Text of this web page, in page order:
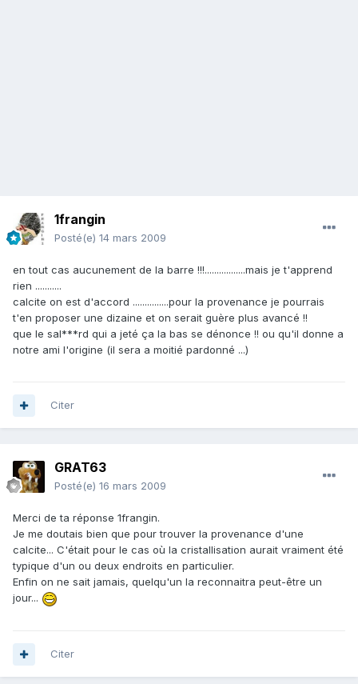
1frangin
Posté(e) 14 mars 2009
en tout cas aucunement de la barre !!!.................mais je t'apprend
rien ...........
calcite on est d'accord ...............pour la provenance je pourrais
t'en proposer une dizaine et on serait guère plus avancé !!
que le sal***rd qui a jeté ça la bas se dénonce !! ou qu'il donne a
notre ami l'origine (il sera a moitié pardonné ...)
Citer
GRAT63
Posté(e) 16 mars 2009
Merci de ta réponse 1frangin.
Je me doutais bien que pour trouver la provenance d'une
calcite... C'était pour le cas où la cristallisation aurait vraiment été
typique d'un ou deux endroits en particulier.
Enfin on ne sait jamais, quelqu'un la reconnaitra peut-être un
jour...
Citer